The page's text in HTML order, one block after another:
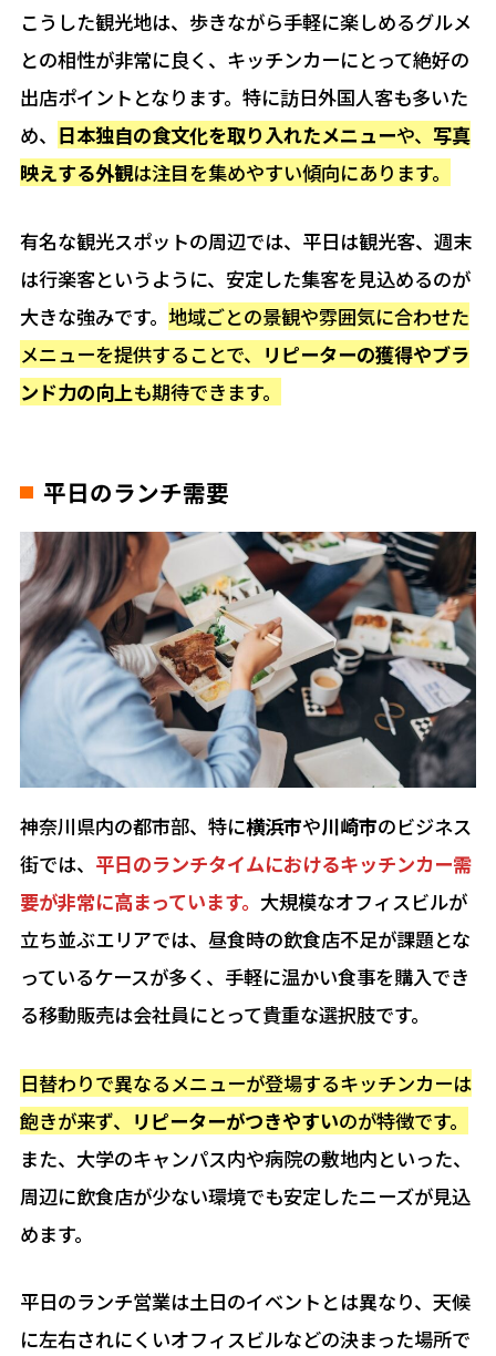
こうした観光地は、歩きながら手軽に楽しめるグルメ
との相性が非常に良く、キッチンカーにとって絶好の
出店ポイントとなります。特に訪日外国人客も多いた
め、 日本独自の食文化を取り入れたメニューや、 写真
映えする外観は注目を集めやすい傾向にあります。
有名な観光スポットの周辺では、平日は観光客、週末
は行楽客というように、安定した集客を見込めるのが
大きな強みです。地域ごとの景観や雰囲気に合わせた
メニューを提供することで、 リピーターの獲得やブラ
ンド力の向上も期待できます。
平日のランチ需要
神奈川県内の都市部、特に横浜市や川崎市のビジネス
街では、 平日のランチタイムにおけるキッチンカー需
要が非常に高まっています。 大規模なオフィスビルが
立ち並ぶエリアでは、昼食時の飲食店不足が課題とな
っているケースが多く、手軽に温かい食事を購入でき
る移動販売は会社員にとって貴重な選択肢です。
日替わりで異なるメニューが登場するキッチンカーは
飽きが来ず、 リピーターがつきやすいのが特徴です。
また、大学のキャンパス内や病院の敷地内といった、
周辺に飲食店が少ない環境でも安定したニーズが見込
めます。
平日のランチ営業は土日のイベントとは異なり、天候
に左右されにくいオフィスビルなどの決まった場所で